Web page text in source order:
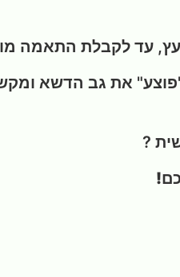
עד לקבלת התאמה
כל 10- 20 מטר. להב קהה
?